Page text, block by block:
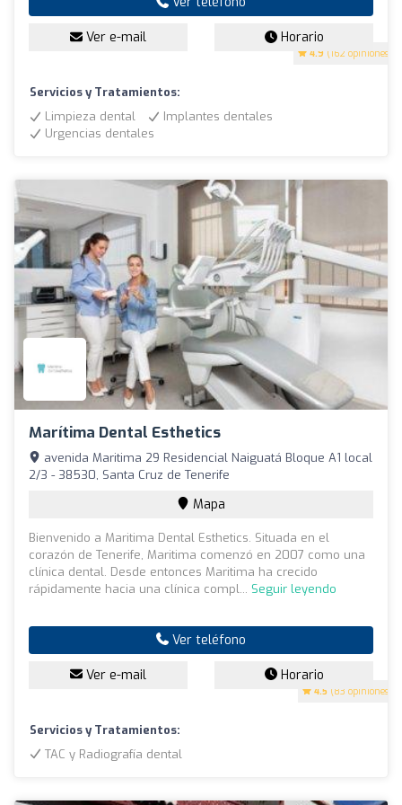
4.9 (162 opiniones)
Ver e-mail Horario
Servicios y Tratamientos:
Limpieza dental
Implantes dentales
Urgencias dentales
Marítima Dental Esthetics
4.5 (83 opiniones)
avenida Maritima 29 Residencial Naiguatá Bloque A1 local
2/3 - 38530, Santa Cruz de Tenerife
Mapa
Bienvenido a Maritima Dental Esthetics. Situada en el
corazón de Tenerife, Maritima comenzó en 2007 como una
clínica dental. Desde entonces Maritima ha crecido
rápidamente hacia una clínica compl... Seguir leyendo
Ver teléfono
Ver e-mail Horario
Servicios y Tratamientos:
TAC y Radiografía dental